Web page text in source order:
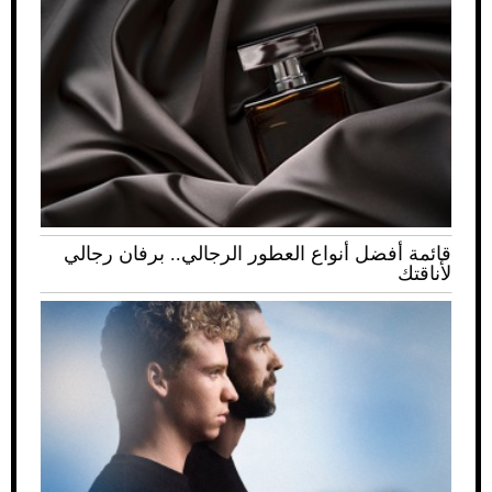
قائمة أفضل أنواع العطور الرجالي.. برفان رجالي
لأناقتك